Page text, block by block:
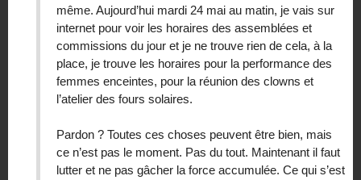
même. Aujourd’hui mardi 24 mai au matin, je vais sur
internet pour voir les horaires des assemblées et
commissions du jour et je ne trouve rien de cela, à la
place, je trouve les horaires pour la performance des
femmes enceintes, pour la réunion des clowns et
l’atelier des fours solaires.
Pardon ? Toutes ces choses peuvent être bien, mais
ce n’est pas le moment. Pas du tout. Maintenant il faut
lutter et ne pas gâcher la force accumulée. Ce qui s’est